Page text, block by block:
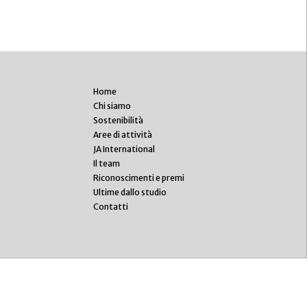
Home
Chi siamo
Sostenibilità
Aree di attività
JA International
Il team
Riconoscimenti e premi
Ultime dallo studio
Contatti